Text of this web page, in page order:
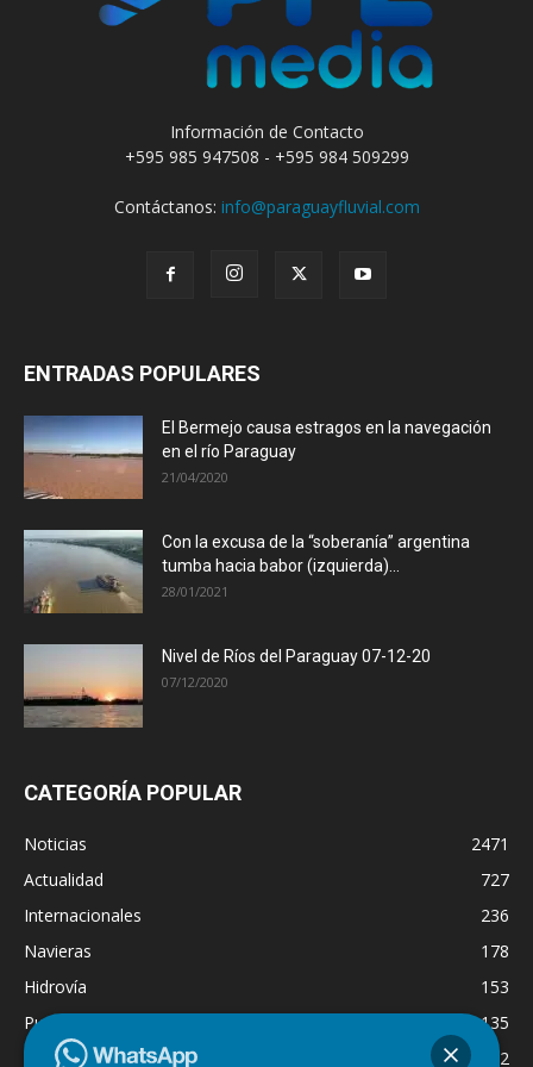
Información de Contacto
+595 985 947508 - +595 984 509299
Contáctanos: info@paraguayfluvial.com
ENTRADAS POPULARES
El Bermejo causa estragos en la navegación
en el río Paraguay
21/04/2020
Con la excusa de la “soberanía” argentina
tumba hacia babor (izquierda)...
28/01/2021
Nivel de Ríos del Paraguay 07-12-20
07/12/2020
CATEGORÍA POPULAR
Noticias
2471
Actualidad
727
Internacionales
236
Navieras
178
Hidrovía
153
Puertos
135
Economía
132